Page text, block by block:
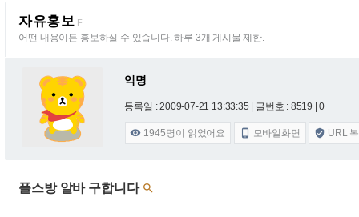
자유홍보 F
어떤 내용이든 홍보하실 수 있습니다. 하루 3개 게시물 제한.
익명
등록일 : 2009-07-21 13:33:35 | 글번호 : 8519 | 0
 1945명이 읽었어요  모바일화면  URL
플스방 알바 구합니다 